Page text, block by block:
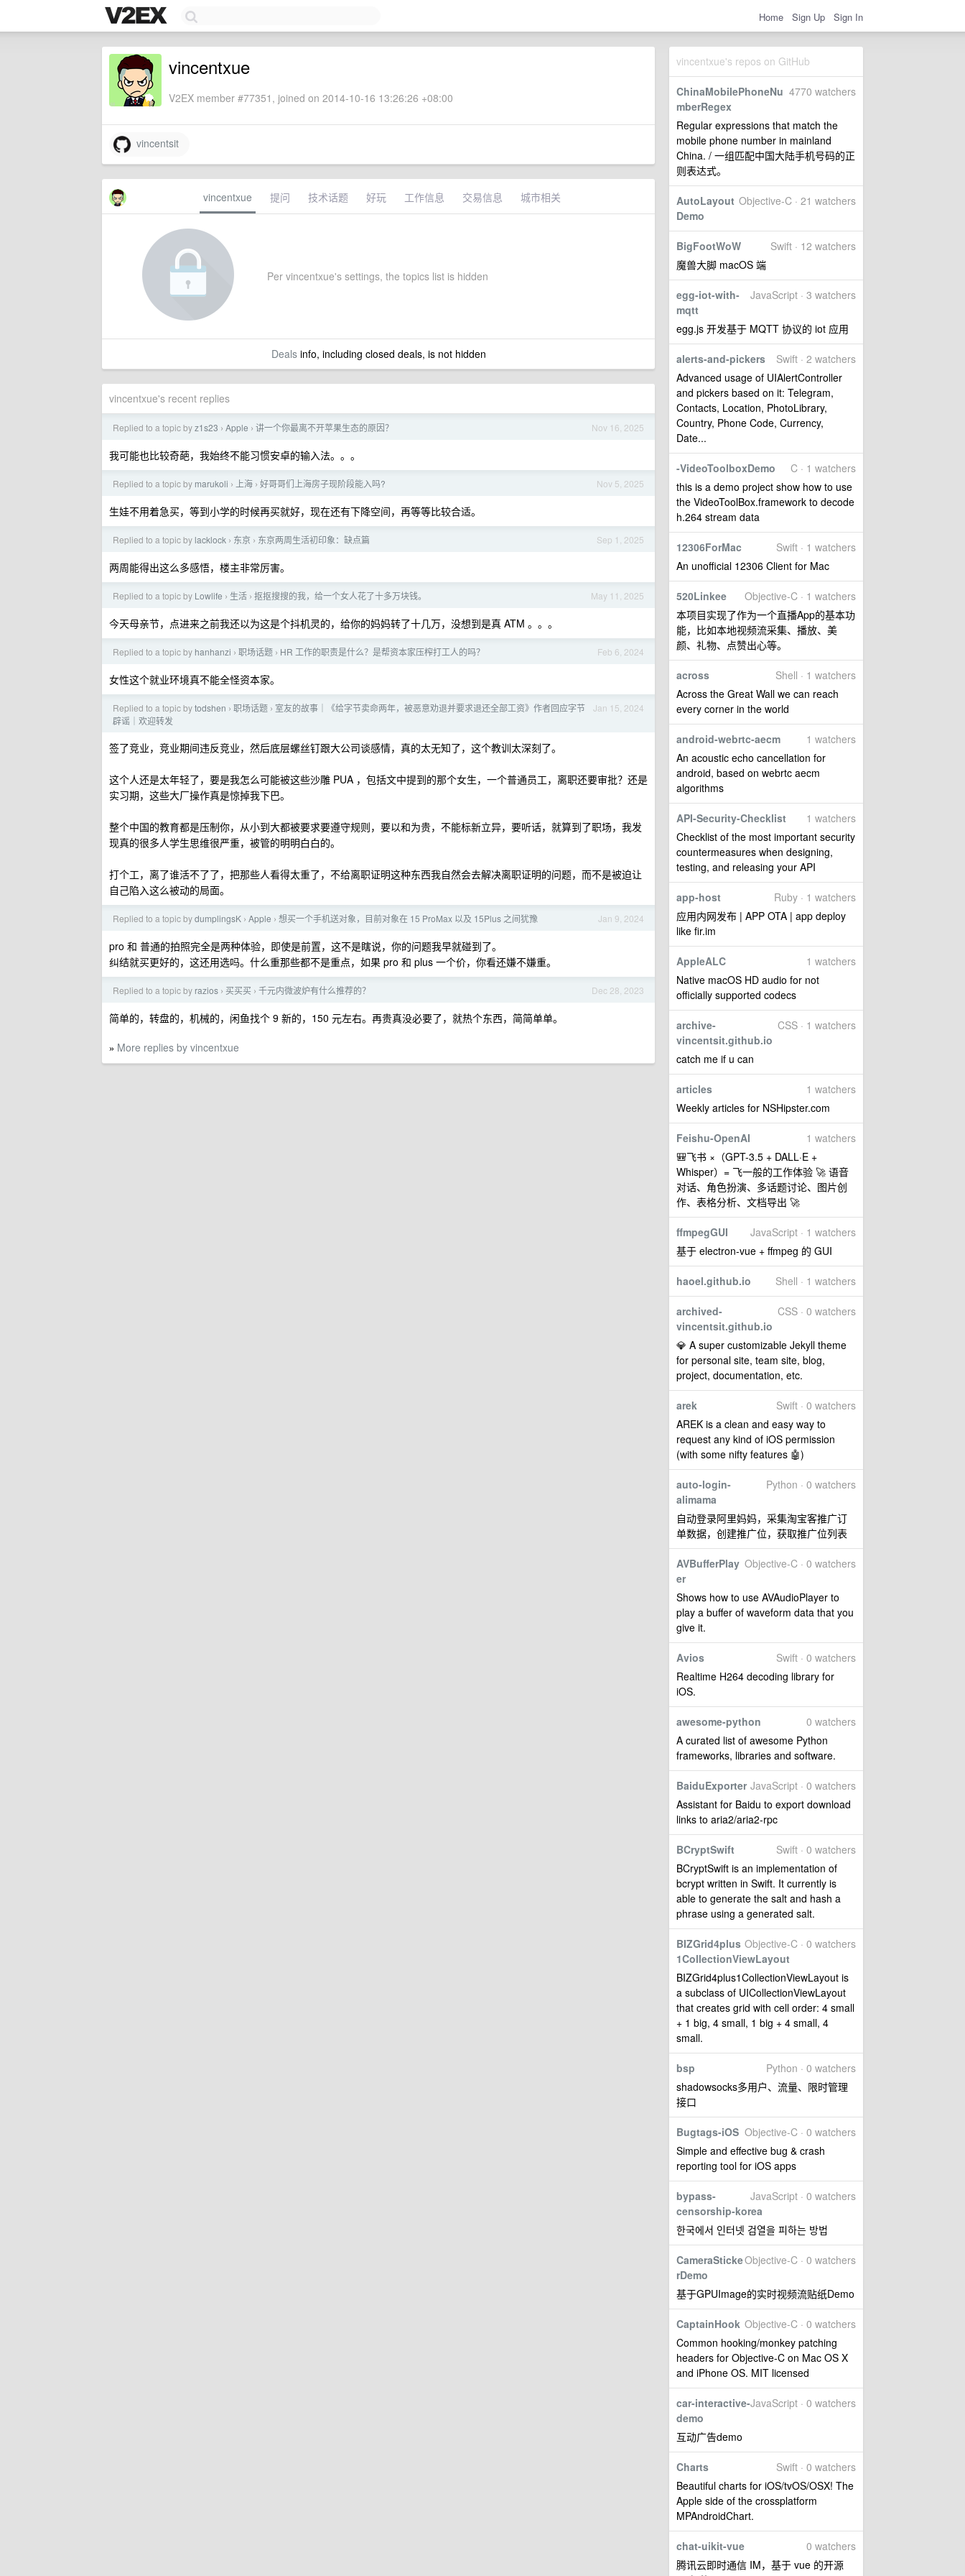
Home Sign Up Sign In
vincentxue's repos on GitHub
4770 watchers
ChinaMobilePhoneNu
mberRegex
Regular expressions that match the
mobile phone number in mainland
China. / 一组匹配中国大陆手机号码的正
则表达式。
Objective-C · 21 watchers
AutoLayout
Demo
Swift · 12 watchers
BigFootWoW
魔兽大脚 macOS 端
JavaScript · 3 watchers
egg-iot-with-
mqtt
egg.js 开发基于 MQTT 协议的 iot 应用
Swift · 2 watchers
alerts-and-pickers
Advanced usage of UIAlertController
and pickers based on it: Telegram,
Contacts, Location, PhotoLibrary,
Country, Phone Code, Currency,
Date...
C · 1 watchers
-VideoToolboxDemo
this is a demo project show how to use
the VideoToolBox.framework to decode
h.264 stream data
Swift · 1 watchers
12306ForMac
An unofficial 12306 Client for Mac
Objective-C · 1 watchers
520Linkee
本项目实现了作为一个直播App的基本功
能，比如本地视频流采集、播放、美
颜、礼物、点赞出心等。
Shell · 1 watchers
across
Across the Great Wall we can reach
every corner in the world
1 watchers
android-webrtc-aecm
An acoustic echo cancellation for
android, based on webrtc aecm
algorithms
1 watchers
API-Security-Checklist
Checklist of the most important security
countermeasures when designing,
testing, and releasing your API
Ruby · 1 watchers
app-host
应用内网发布 | APP OTA | app deploy
like fir.im
1 watchers
AppleALC
Native macOS HD audio for not
officially supported codecs
CSS · 1 watchers
archive-
vincentsit.github.io
catch me if u can
1 watchers
articles
Weekly articles for NSHipster.com
1 watchers
Feishu-OpenAI
🎒飞书 ×（GPT-3.5 + DALL·E +
Whisper）= 飞一般的工作体验 🚀 语音
对话、角色扮演、多话题讨论、图片创
作、表格分析、文档导出 🚀
JavaScript · 1 watchers
ffmpegGUI
基于 electron-vue + ffmpeg 的 GUI
Shell · 1 watchers
haoel.github.io
CSS · 0 watchers
archived-
vincentsit.github.io
💎 A super customizable Jekyll theme
for personal site, team site, blog,
project, documentation, etc.
Swift · 0 watchers
arek
AREK is a clean and easy way to
request any kind of iOS permission
(with some nifty features 🤖)
Python · 0 watchers
auto-login-
alimama
自动登录阿里妈妈，采集淘宝客推广订
单数据，创建推广位，获取推广位列表
Objective-C · 0 watchers
AVBufferPlay
er
Shows how to use AVAudioPlayer to
play a buffer of waveform data that you
give it.
Swift · 0 watchers
Avios
Realtime H264 decoding library for
iOS.
0 watchers
awesome-python
A curated list of awesome Python
frameworks, libraries and software.
JavaScript · 0 watchers
BaiduExporter
Assistant for Baidu to export download
links to aria2/aria2-rpc
Swift · 0 watchers
BCryptSwift
BCryptSwift is an implementation of
bcrypt written in Swift. It currently is
able to generate the salt and hash a
phrase using a generated salt.
Objective-C · 0 watchers
BIZGrid4plus
1CollectionViewLayout
BIZGrid4plus1CollectionViewLayout is
a subclass of UICollectionViewLayout
that creates grid with cell order: 4 small
+ 1 big, 4 small, 1 big + 4 small, 4
small.
Python · 0 watchers
bsp
shadowsocks多用户、流量、限时管理
接口
Objective-C · 0 watchers
Bugtags-iOS
Simple and effective bug & crash
reporting tool for iOS apps
JavaScript · 0 watchers
bypass-
censorship-korea
한국에서 인터넷 검열을 피하는 방법
Objective-C · 0 watchers
CameraSticke
rDemo
基于GPUImage的实时视频流贴纸Demo
Objective-C · 0 watchers
CaptainHook
Common hooking/monkey patching
headers for Objective-C on Mac OS X
and iPhone OS. MIT licensed
JavaScript · 0 watchers
car-interactive-
demo
互动广告demo
Swift · 0 watchers
Charts
Beautiful charts for iOS/tvOS/OSX! The
Apple side of the crossplatform
MPAndroidChart.
0 watchers
chat-uikit-vue
腾讯云即时通信 IM，基于 vue 的开源
vincentxue
V2EX member #77351, joined on 2014-10-16 13:26:26 +08:00
vincentsit
vincentxue 提问 技术话题 好玩 工作信息 交易信息 城市相关
Per vincentxue's settings, the topics list is hidden
Dealsinfo, including closed deals, is not hidden
vincentxue's recent replies
Nov 16, 2025
Replied to a topic byz1s23 › Apple › 讲一个你最离不开苹果生态的原因？
我可能也比较奇葩，我始终不能习惯安卓的输入法。。。
Nov 5, 2025
Replied to a topic by marukoli › 上海 › 好哥哥们上海房子现阶段能入吗?
生娃不用着急买，等到小学的时候再买就好，现在还有下降空间，再等等比较合适。
Sep 1, 2025
Replied to a topic by lacklock › 东京 › 东京两周生活初印象：缺点篇
两周能得出这么多感悟，楼主非常厉害。
May 11, 2025
Replied to a topic by Lowlife › 生活 › 抠抠搜搜的我，给一个女人花了十多万块钱。
今天母亲节，点进来之前我还以为这是个抖机灵的，给你的妈妈转了十几万，没想到是真 ATM 。。。
Feb 6, 2024
Replied to a topic by hanhanzi › 职场话题 › HR 工作的职责是什么？是帮资本家压榨打工人的吗？
女性这个就业环境真不能全怪资本家。
Jan 15, 2024
Replied to a topic bytodshen › 职场话题 › 室友的故事｜《给字节卖命两年，被恶意劝退并要求退还全部工资》作者回应字节
辟谣｜欢迎转发
签了竞业，竞业期间违反竞业，然后底层螺丝钉跟大公司谈感情，真的太无知了，这个教训太深刻了。
这个人还是太年轻了，要是我怎么可能被这些沙雕 PUA ，包括文中提到的那个女生，一个普通员工，离职还要审批？还是
实习期，这些大厂操作真是惊掉我下巴。
整个中国的教育都是压制你，从小到大都被要求要遵守规则，要以和为贵，不能标新立异，要听话，就算到了职场，我发
现真的很多人学生思维很严重，被管的明明白白的。
打个工，离了谁活不了了，把那些人看得太重了，不给离职证明这种东西我自然会去解决离职证明的问题，而不是被迫让
自己陷入这么被动的局面。
Jan 9, 2024
Replied to a topic bydumplingsK › Apple › 想买一个手机送对象，目前对象在 15 ProMax 以及 15Plus 之间犹豫
pro 和 普通的拍照完全是两种体验，即使是前置，这不是瞎说，你的问题我早就碰到了。
纠结就买更好的，这还用选吗。什么重那些都不是重点，如果 pro 和 plus 一个价，你看还嫌不嫌重。
Dec 28, 2023
Replied to a topic by razios › 买买买 › 千元内微波炉有什么推荐的？
简单的，转盘的，机械的，闲鱼找个 9 新的，150 元左右。再贵真没必要了，就热个东西，简简单单。
» More replies by vincentxue